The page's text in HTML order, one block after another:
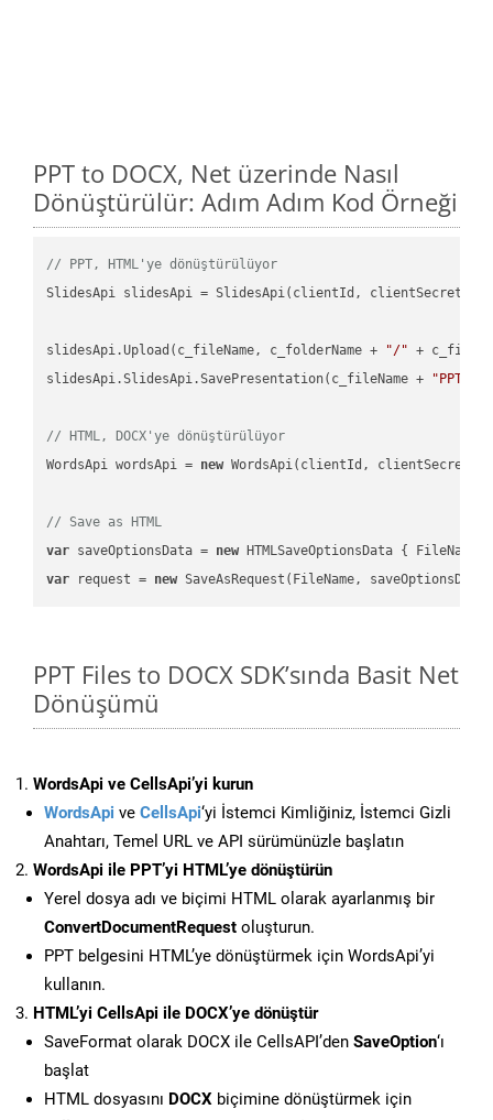
PPT to DOCX, Net üzerinde Nasıl
Dönüştürülür: Adım Adım Kod Örneği
// PPT, HTML'ye dönüştürülüyor
SlidesApi slidesApi = SlidesApi(clientId, clientSecret);
slidesApi.Upload(c_fileName, c_folderName + "/" +
slidesApi.SlidesApi.SavePresentation(c_fileName +
"PPT"
// HTML, DOCX'ye dönüştürülüyor
WordsApi wordsApi = new WordsApi(clientId, clientSecret);
// Save as HTML
var saveOptionsData = new HTMLSaveOptionsData { FileName
var request = new
PPT Files to DOCX SDK’sında Basit Net
Dönüşümü
WordsApi ve CellsApi’yi kurun
WordsApi ve CellsApi‘yi İstemci Kimliğiniz, İstemci Gizli
Anahtarı, Temel URL ve API sürümünüzle başlatın
WordsApi ile PPT’yi HTML’ye dönüştürün
Yerel dosya adı ve biçimi HTML olarak ayarlanmış bir
ConvertDocumentRequest oluşturun.
PPT belgesini HTML’ye dönüştürmek için WordsApi’yi
kullanın.
HTML’yi CellsApi ile DOCX’ye dönüştür
SaveFormat olarak DOCX ile CellsAPI’den SaveOption‘ı
başlat
HTML dosyasını DOCX biçimine dönüştürmek için